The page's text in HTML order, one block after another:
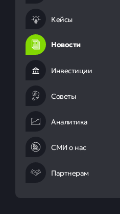
Кейсы
Новости
Инвестиции
Советы
Аналитика
СМИ о нас
Партнерам